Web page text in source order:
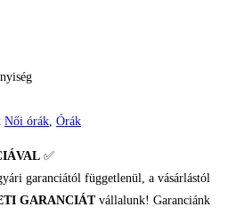
Női órák, Órák
✅
garanciától függetlenül, a vásárlástól
GARANCIÁTvállalunk! Garanciánk